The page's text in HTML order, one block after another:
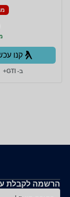
קנו
ב- GTI+
הרשמה לקבלת